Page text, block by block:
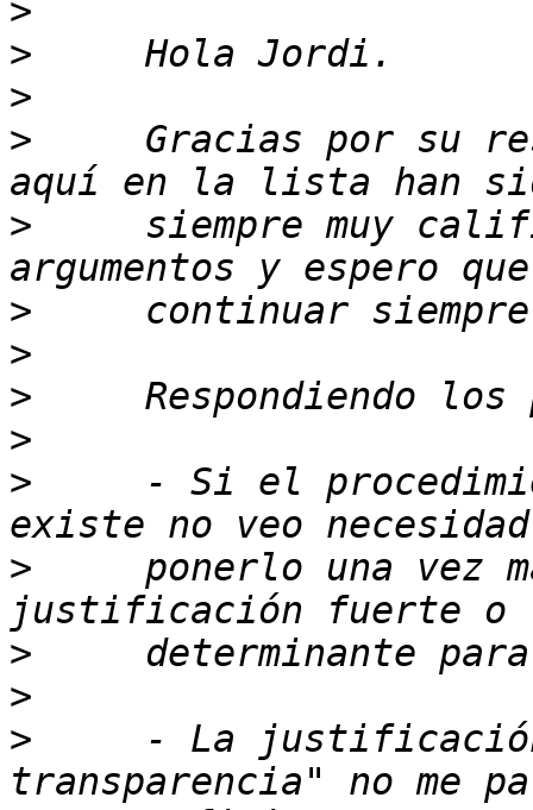
>
>
>
>
Gracias por su
>
siempre muy
>
>
>
>
>
- Si el
>
ponerlo una vez
>
>
>
- La